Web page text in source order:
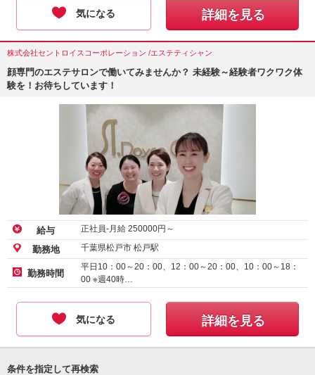
気になる 詳細を見る
株式会社セントロイスコーポレーション /エステティシャン
顔専門のエステサロンで働いてみませんか？ 未経験～経験者ワクワク体
験を！お待ちしています！
給与 正社員-月給 250000円～
勤務地 千葉県松戸市 松戸駅
勤務時間
平日10：00～20：00、12：00～20：00、10：00～18：
00 ※週40時…
気になる 詳細を見る
条件を指定して再検索